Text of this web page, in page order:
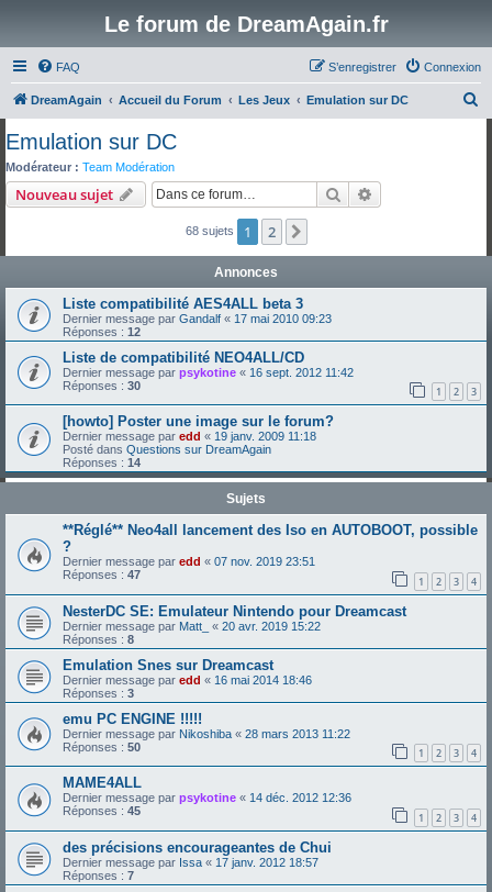
Le forum de DreamAgain.fr
FAQ Connexion
S’enregistrer
DreamAgain Accueil du Forum Les Jeux Emulation sur DC
c
Emulation sur DC
Modérateur : Team Modération
Nouveau sujet Rechercher
68 sujets 1 2
Annonces
Liste compatibilité AES4ALL beta 3
Dernier message par Gandalf « 17 mai 2010 09:23
Réponses : 12
Liste de compatibilité NEO4ALL/CD
Dernier message par psykotine « 16 sept. 2012 11:42
Réponses : 30 1 2 3
[howto] Poster une image sur le forum?
Dernier message par edd « 19 janv. 2009 11:18
Posté dans Questions sur DreamAgain
Réponses : 14
Sujets
**Réglé** Neo4all lancement des Iso en AUTOBOOT, possible
?
Dernier message par edd « 07 nov. 2019 23:51
Réponses : 47 1 2 3 4
NesterDC SE: Emulateur Nintendo pour Dreamcast
Dernier message par Matt_ « 20 avr. 2019 15:22
Réponses : 8
Emulation Snes sur Dreamcast
Dernier message par edd « 16 mai 2014 18:46
Réponses : 3
emu PC ENGINE !!!!!
Dernier message par Nikoshiba « 28 mars 2013 11:22
Réponses : 50 1 2 3 4
MAME4ALL
Dernier message par psykotine « 14 déc. 2012 12:36
Réponses : 45 1 2 3 4
des précisions encourageantes de Chui
Dernier message par Issa « 17 janv. 2012 18:57
Réponses : 7